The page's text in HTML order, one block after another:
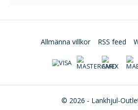
© 2026 - Lankhjul-
Allmänna villkor RSS feed